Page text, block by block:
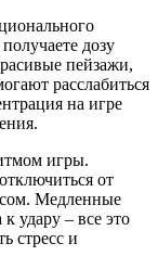
дозу
пейзажи,
расслабиться
на игре
игры.
от
Медленные
удару – все это
стресс и